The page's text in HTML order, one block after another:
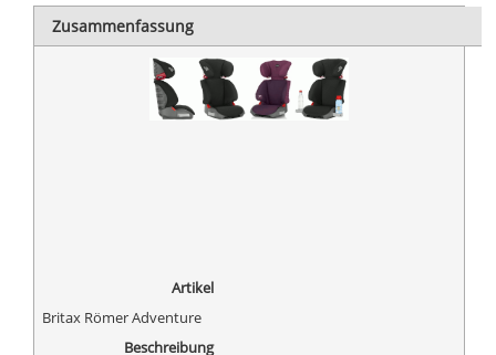
Zusammenfassung
Artikel
Britax Römer Adventure
Beschreibung